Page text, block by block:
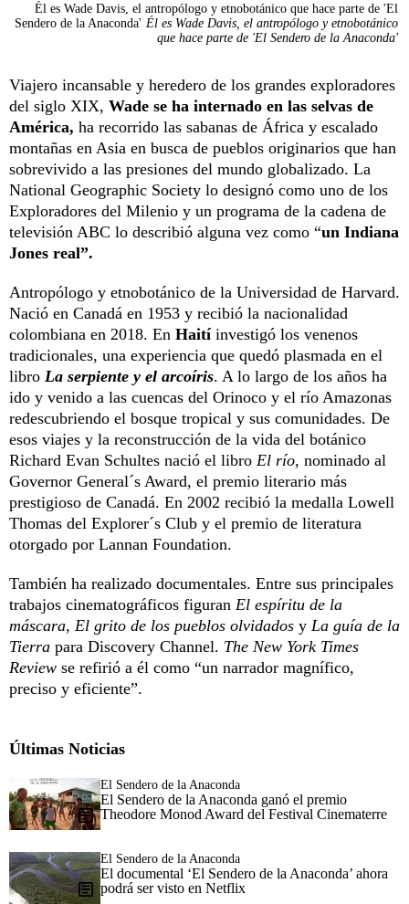
Él es Wade Davis, el antropólogo y etnobotánico que hace parte de 'El
Sendero de la Anaconda' Él es Wade Davis, el antropólogo y etnobotánico
que hace parte de 'El Sendero de la Anaconda'
Viajero incansable y heredero de los grandes exploradores
del siglo XIX, Wade se ha internado en las selvas de
América, ha recorrido las sabanas de África y escalado
montañas en Asia en busca de pueblos originarios que han
sobrevivido a las presiones del mundo globalizado. La
National Geographic Society lo designó como uno de los
Exploradores del Milenio y un programa de la cadena de
televisión ABC lo describió alguna vez como “un Indiana
Jones real”.
Antropólogo y etnobotánico de la Universidad de Harvard.
Nació en Canadá en 1953 y recibió la nacionalidad
colombiana en 2018. En Haití investigó los venenos
tradicionales, una experiencia que quedó plasmada en el
libro La serpiente y el arcoíris. A lo largo de los años ha
ido y venido a las cuencas del Orinoco y el río Amazonas
redescubriendo el bosque tropical y sus comunidades. De
esos viajes y la reconstrucción de la vida del botánico
Richard Evan Schultes nació el libro El río, nominado al
Governor General´s Award, el premio literario más
prestigioso de Canadá. En 2002 recibió la medalla Lowell
Thomas del Explorer´s Club y el premio de literatura
otorgado por Lannan Foundation.
También ha realizado documentales. Entre sus principales
trabajos cinematográficos figuran El espíritu de la
máscara, El grito de los pueblos olvidados y La guía de la
Tierra para Discovery Channel. The New York Times
Review se refirió a él como “un narrador magnífico,
preciso y eficiente”.
Últimas Noticias
El Sendero de la Anaconda
El Sendero de la Anaconda ganó el premio
Theodore Monod Award del Festival Cinematerre
El Sendero de la Anaconda
El documental ‘El Sendero de la Anaconda’ ahora
podrá ser visto en Netflix